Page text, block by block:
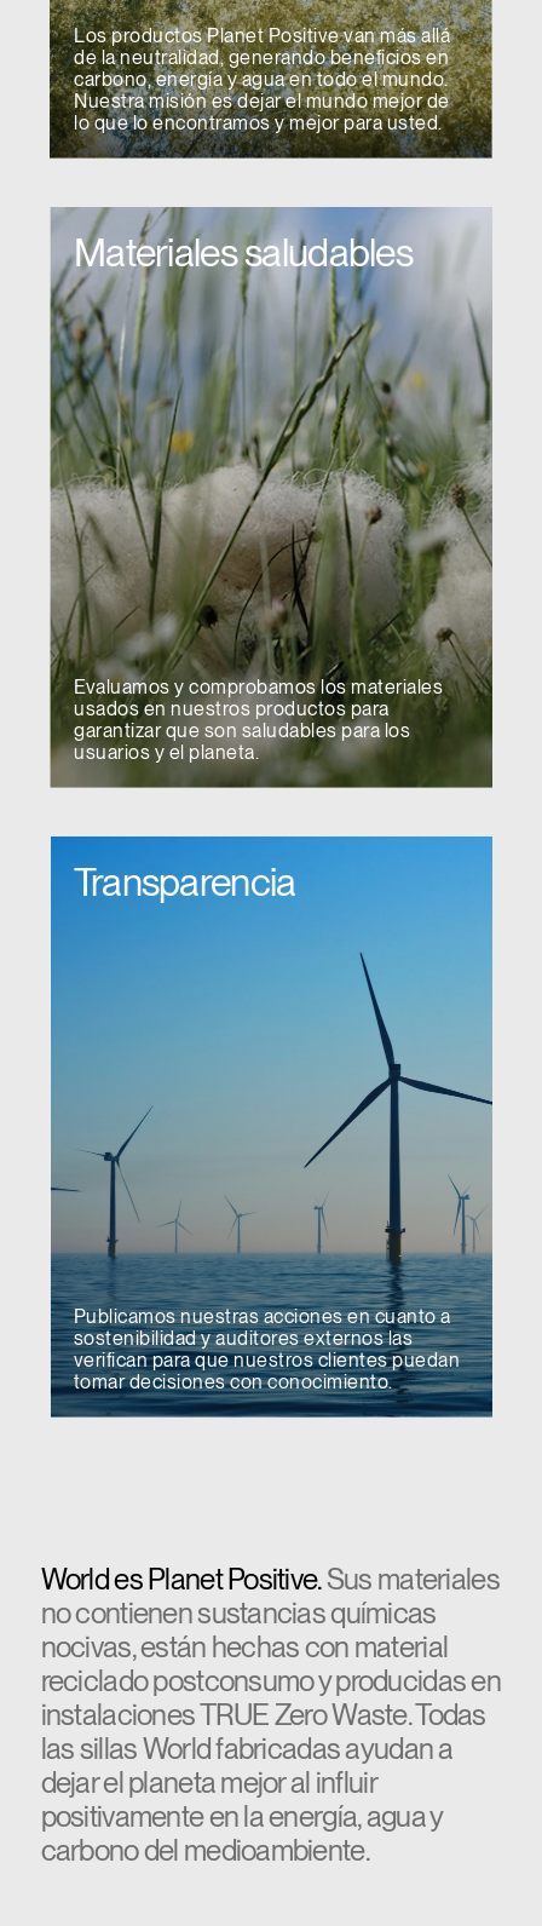
Los productos Planet Positive van más allá
de la neutralidad, generando beneficios en
carbono, energía y agua en todo el mundo.
Nuestra misión es dejar el mundo mejor de
lo que lo encontramos y mejor para usted.
Materiales saludables
Evaluamos y comprobamos los materiales
usados en nuestros productos para
garantizar que son saludables para los
usuarios y el planeta.
Transparencia
Publicamos nuestras acciones en cuanto a
sostenibilidad y auditores externos las
verifican para que nuestros clientes puedan
tomar decisiones con conocimiento.
World es Planet Positive.Sus materiales
no contienen sustancias químicas
nocivas, están hechas con material
reciclado postconsumo y producidas en
instalaciones TRUE Zero Waste. Todas
las sillas World fabricadas ayudan a
dejar el planeta mejor al influir
positivamente en la energía, agua y
carbono del medioambiente.